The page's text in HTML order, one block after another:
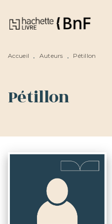
MENU RECHERCHE
Accueil • Auteurs • Pétillon
Pétillon